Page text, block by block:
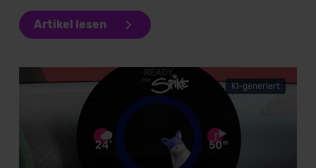
Artikel lesen
KI-generiert